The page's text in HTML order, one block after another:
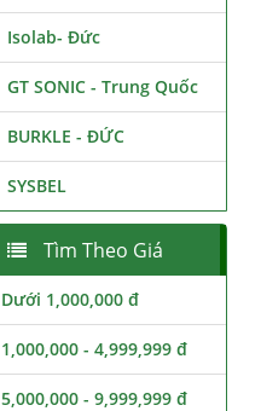
Isolab- Đức
GT SONIC - Trung Quốc
BURKLE - ĐỨC
SYSBEL
Tìm Theo Giá
Dưới 1,000,000 đ
1,000,000 - 4,999,999 đ
5,000,000 - 9,999,999 đ